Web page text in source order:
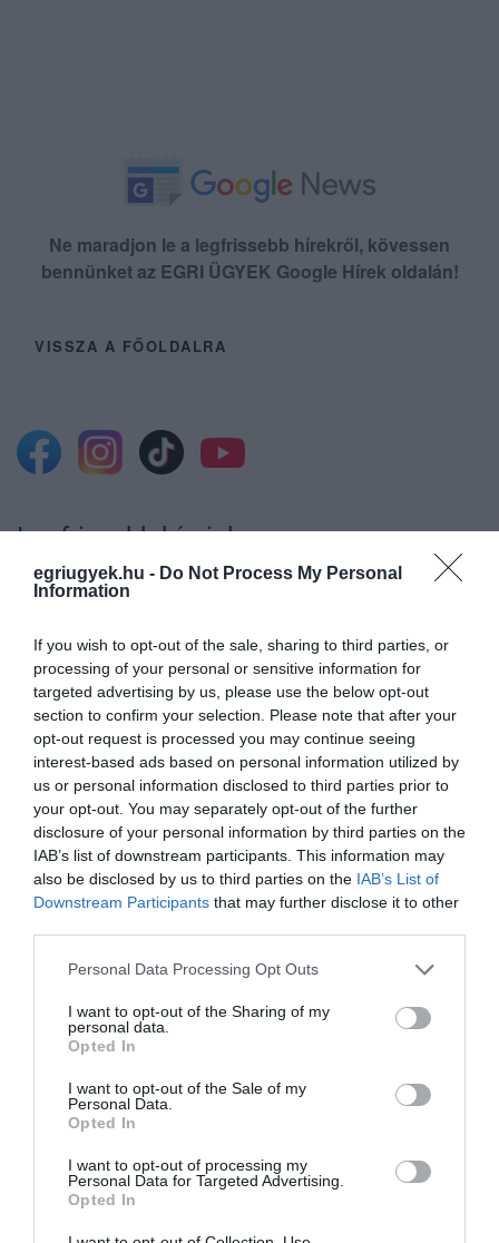
egriugyek.hu - Do Not Process My Personal
Information
If you wish to opt-out of the sale, sharing to third parties, or
processing of your personal or sensitive information for
targeted advertising by us, please use the below opt-out
section to confirm your selection. Please note that after your
opt-out request is processed you may continue seeing
interest-based ads based on personal information utilized by
us or personal information disclosed to third parties prior to
your opt-out. You may separately opt-out of the further
disclosure of your personal information by third parties on the
IAB’s list of downstream participants. This information may
also be disclosed by us to third parties on the IAB’s List of
Downstream Participants that may further disclose it to other
Please note that this website/app uses one or more Google
not limited to your visit or usage behaviour. You may click to
grant or deny consent to Google and its third-party tags to
use your data for below specified purposes in below Google
consent section.
Personal Data Processing Opt Outs
I want to opt-out of the Sharing of my
personal data.
Opted In
I want to opt-out of the Sale of my
Personal Data.
Opted In
I want to opt-out of processing my
Personal Data for Targeted Advertising.
Opted In
Ne maradjon le a legfrissebb hírekről, kövessen
bennünket az EGRI ÜGYEK Google Hírek oldalán!
VISSZA A FŐOLDALRA
Legfrissebb híreink
FELADAT JÖHET AZ ALSÓ ...
2026. augusztus 08 |Mindenki ügye
BAKA ANDRÁST JELÖLI KÖZTÁRSASÁGI
ELNÖKNEK A TISZA
2026. augusztus 08| Mindenki ügye
TELJES SZAKÍTÁS JÖN A...
2026. augusztus 08 | Mindenki ügye
TATA ELBŰVÖLŐ LÁTVÁNYOSSÁGAI,
AMIKÉRT ÉRDEMES MEGNÉZNI